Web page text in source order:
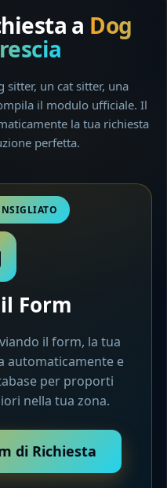
a Dog
sitter, un cat sitter, una
il modulo ufficiale. Il
la tua richiesta
perfetta.
Form
il form, la tua
automaticamente e
per proporti
nella tua zona.
di Richiesta